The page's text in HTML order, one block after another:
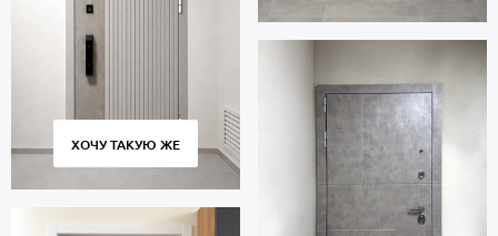
ХОЧУ ТАКУЮ ЖЕ